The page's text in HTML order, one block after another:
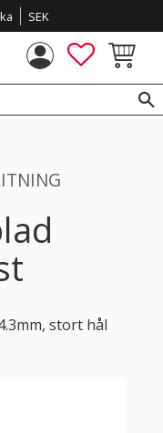
SEK
FAVORITER
stort hål